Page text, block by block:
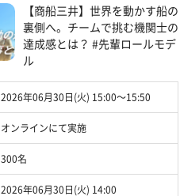
【商船三井】世界を動かす船の
裏側へ。チームで挑む機関士の
達成感とは？ #先輩ロールモデ
ル
2026年06月30日(火) 15:00〜15:50
オンラインにて実施
300名
2026年06月30日(火) 14:00